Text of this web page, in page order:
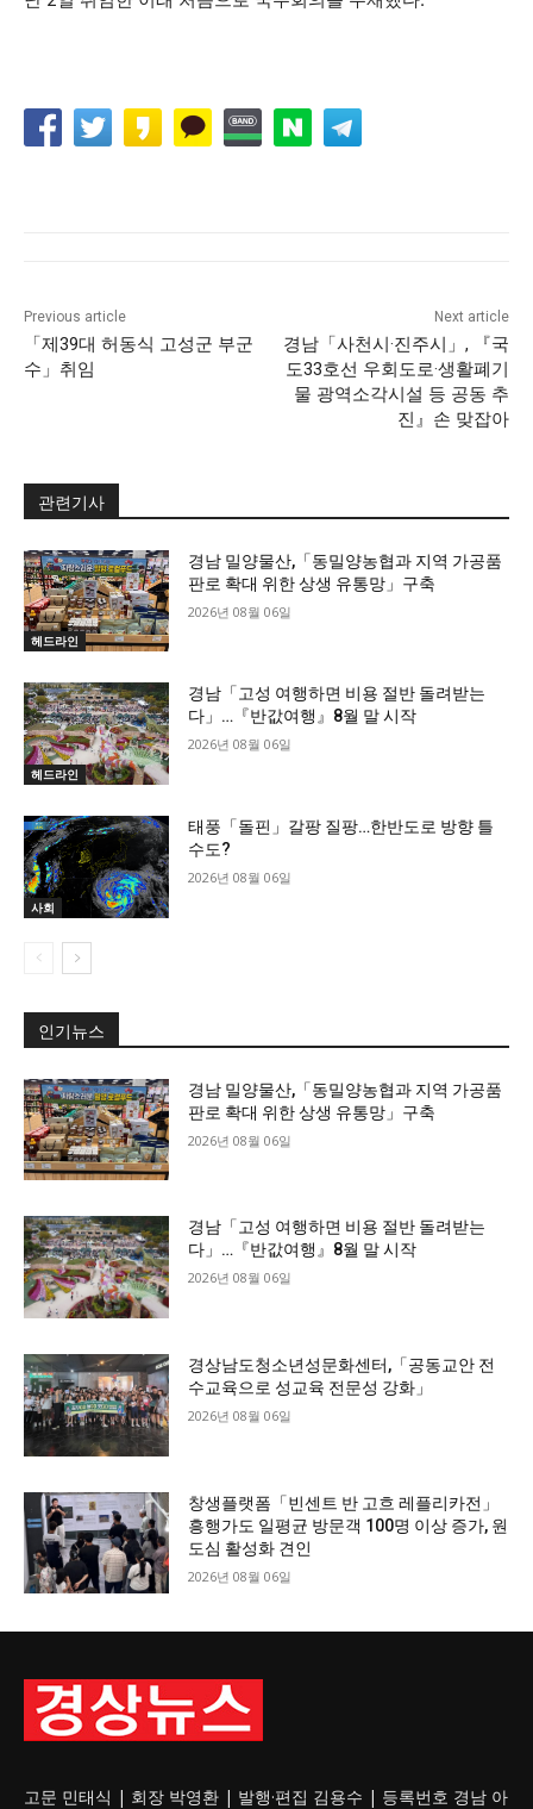
Previous article
「제39대 허동식 고성군 부군
수」취임
Next article
경남「사천시·진주시」, 『국
도33호선 우회도로·생활폐기
물 광역소각시설 등 공동 추
진』손 맞잡아
관련기사
헤드라인
경남 밀양물산,「동밀양농협과 지역 가공품
판로 확대 위한 상생 유통망」구축
2026년 08월 06일
헤드라인
경남「고성 여행하면 비용 절반 돌려받는
다」…『반값여행』8월 말 시작
2026년 08월 06일
사회
태풍「돌핀」갈팡 질팡…한반도로 방향 틀
수도?
2026년 08월 06일
인기뉴스
경남 밀양물산,「동밀양농협과 지역 가공품
판로 확대 위한 상생 유통망」구축
2026년 08월 06일
경남「고성 여행하면 비용 절반 돌려받는
다」…『반값여행』8월 말 시작
2026년 08월 06일
경상남도청소년성문화센터,「공동교안 전
수교육으로 성교육 전문성 강화」
2026년 08월 06일
창생플랫폼「빈센트 반 고흐 레플리카전」
흥행가도 일평균 방문객 100명 이상 증가, 원
도심 활성화 견인
2026년 08월 06일
고문 민태식 | 회장 박영환 | 발행·편집 김용수 | 등록번호 경남 아